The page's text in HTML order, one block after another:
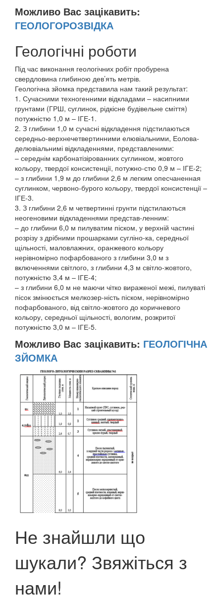
Можливо Вас зацікавить:
ГЕОЛОГОРОЗВІДКА
Геологічні роботи
Під час виконання геологічних робіт пробурена
свердловина глибиною дев’ять метрів.
Геологічна зйомка представила нам такий результат:
1. Сучасними техногенними відкладами – насипними
грунтами (ГРШ, суглинок, рідкісне будівельне сміття)
потужністю 1,0 м – ІГЕ-1.
2. З глибини 1,0 м сучасні відкладення підстилаються
середньо-верхнечетвертинними елювіальними, Еолова-
делювіальнимі відкладеннями, представленими:
– середнім карбонатізірованних суглинком, жовтого
кольору, твердої консистенції, потужно-стю 0,9 м – ІГЕ-2;
– з глибини 1,9 м до глибини 2,6 м легким опесчаненная
суглинком, червоно-бурого кольору, твердої консистенції –
ІГЕ-3.
3. З глибини 2,6 м четвертинні грунти підстилаються
неогеновими відкладеннями представ-ленним:
– до глибини 6,0 м пилуватим піском, у верхній частині
розрізу з дрібними прошарками сугліно-ка, середньої
щільності, маловлажних, оранжевого кольору
нерівномірно пофарбованого з глибини 3,0 м з
включеннями світлого, з глибини 4,3 м світло-жовтого,
потужністю 3,4 м – ІГЕ-4;
– з глибини 6,0 м не маючи чітко вираженої межі, пилуваті
пісок змінюється мелкозер-ність піском, нерівномірно
пофарбованого, від світло-жовтого до коричневого
кольору, середньої щільності, вологим, розкритої
потужністю 3,0 м – ІГЕ-5.
Можливо Вас зацікавить: ГЕОЛОГІЧНА
ЗЙОМКА
Не знайшли що
шукали? Звяжіться з
нами!